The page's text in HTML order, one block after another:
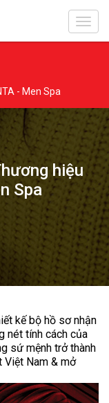
- Men Spa
hiệu
Spa
kế bộ hồ sơ nhận
nét tính cách của
sứ mệnh trở thành
Việt Nam & mở